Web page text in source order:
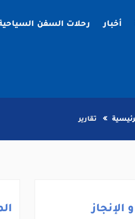
أخبار رحلات السفن
تقارير
الإنجاز